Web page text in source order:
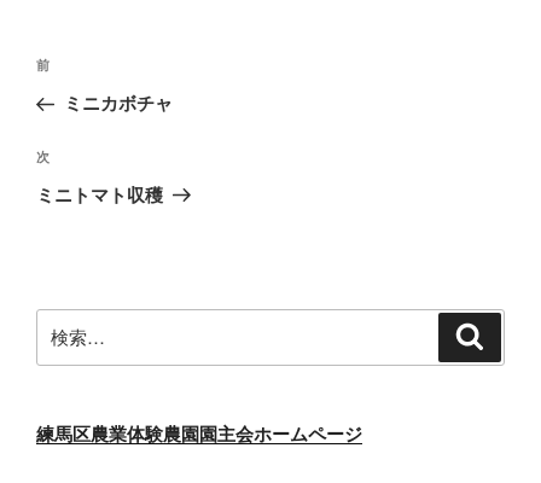
投
ナ
ビ
ゲ
ン
前
の
稿
前
ミニカボチャ
次
の
次
ミニトマト収穫
索:
練馬区農業体験農園園主会ホームページ